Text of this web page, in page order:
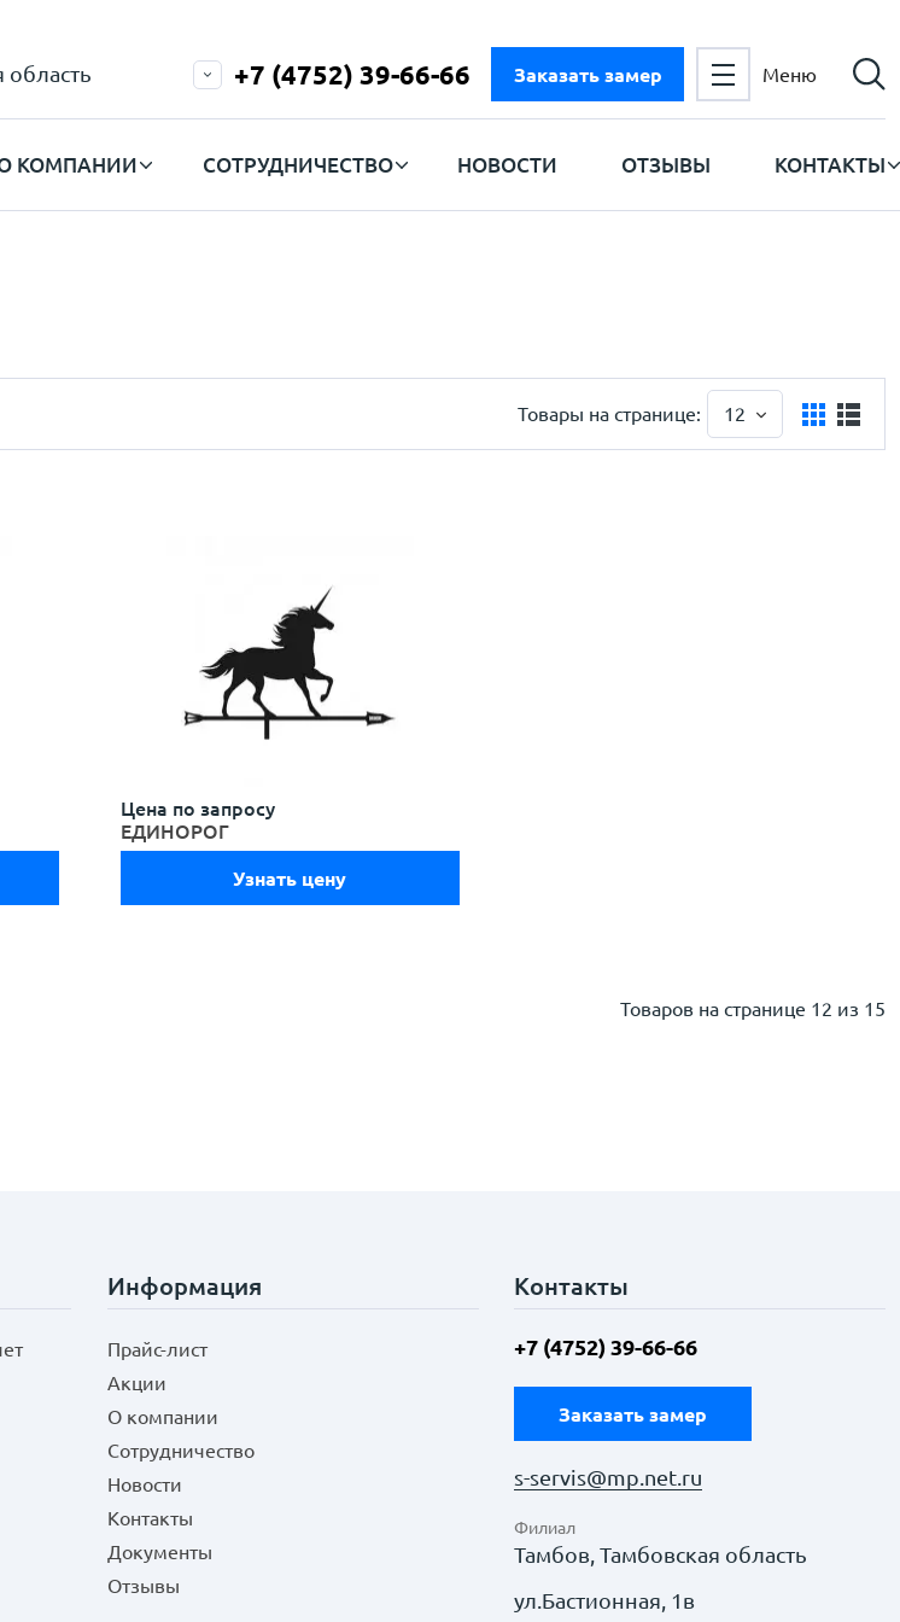
область +7 (4752) 39-66-66 Заказать замер Меню
КОМПАНИИ СОТРУДНИЧЕСТВО НОВОСТИ ОТЗЫВЫ КОНТАКТЫ
Товары на странице: 12
Цена по запросу
ЕДИНОРОГ
Узнать цену
Товаров на странице 12 из 15
Информация
Прайс-лист
Акции
О компании
Сотрудничество
Новости
Контакты
Документы
Отзывы
Контакты
+7 (4752) 39-66-66
Заказать замер
s-servis@mp.net.ru
Филиал
Тамбов, Тамбовская область
ул.Бастионная, 1в